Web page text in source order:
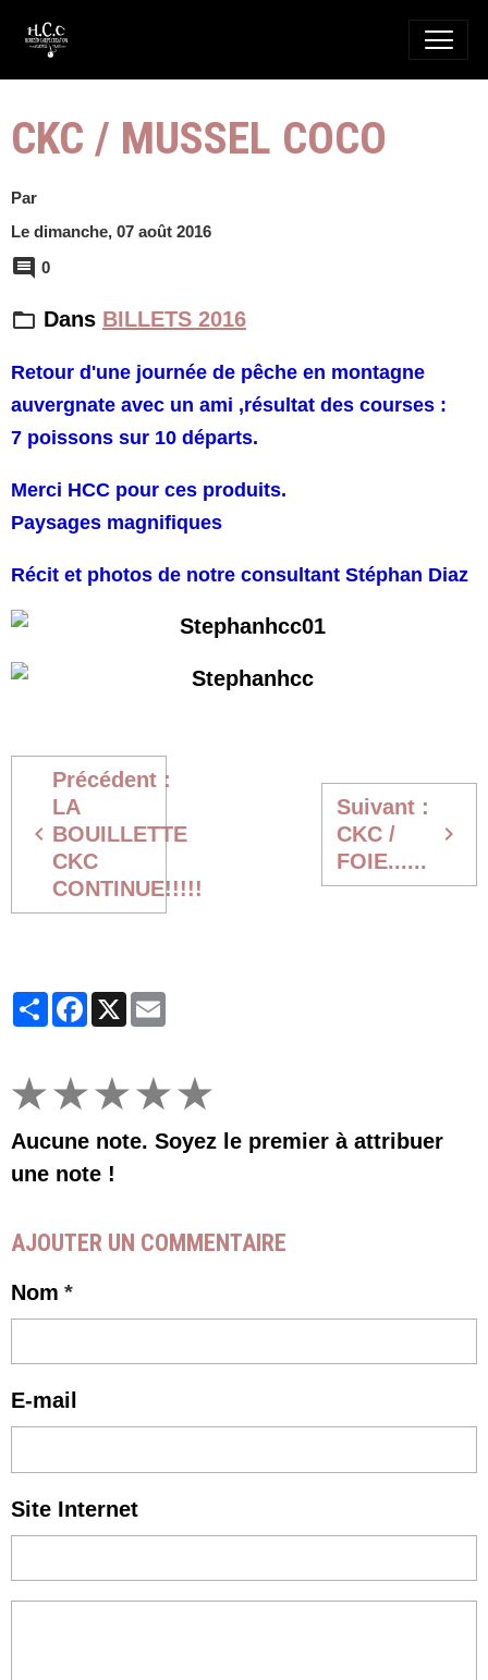
CKC / MUSSEL COCO
Par
Le dimanche, 07 août 2016
0
Dans BILLETS 2016
Retour d'une journée de pêche en montagne
auvergnate avec un ami ,résultat des courses :
7 poissons sur 10 départs.
Merci HCC pour ces produits.
Paysages magnifiques
Récit et photos de notre consultant Stéphan Diaz
Précédent :
LA
BOUILLETTE
CKC
CONTINUE!!!!!
Suivant :
CKC /
FOIE......
PartagerFacebook
X
★★★★★
Aucune note. Soyez le premier à attribuer
une note !
AJOUTER UN COMMENTAIRE
Nom
E-mail
Site Internet